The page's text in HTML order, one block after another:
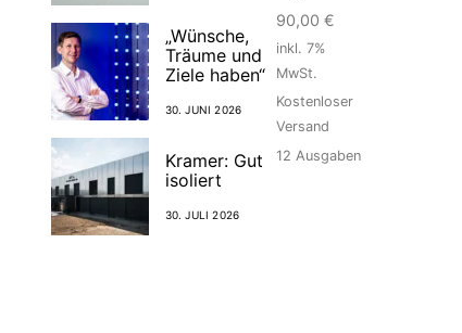
„Wünsche,
Träume und
Ziele haben“
30. JUNI 2026
Kramer: Gut
isoliert
30. JULI 2026
90,00 €
inkl. 7%
MwSt.
Kostenloser
Versand
12 Ausgaben